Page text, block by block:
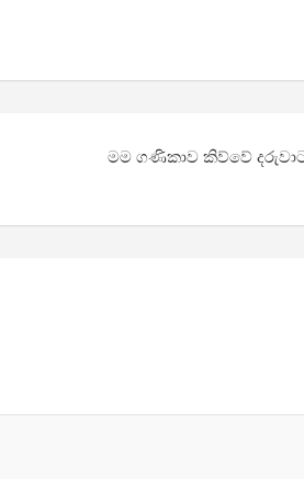
මම ගණිකාව කිව්වේ